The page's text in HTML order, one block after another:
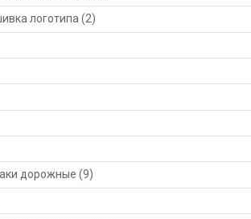
логотипа (2)
дорожные (9)